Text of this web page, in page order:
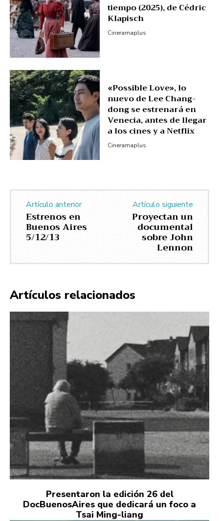
tiempo (2025), de Cédric
Klapisch
Cineramaplus
«Possible Love», lo
nuevo de Lee Chang-
dong se estrenará en
Venecia, antes de llegar
a los cines y a Netflix
Cineramaplus
Artículo anterior
Estrenos en
Buenos Aires
5/12/13
Artículo siguiente
Proyectan un
documental
sobre John
Lennon
Artículos relacionados
Presentaron la edición 26 del
DocBuenosAires que dedicará un foco a
Tsai Ming-liang